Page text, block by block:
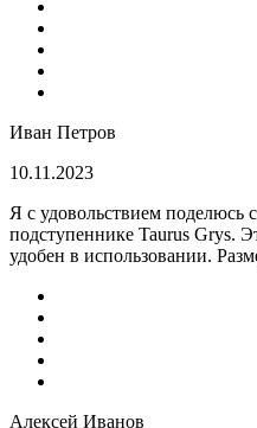
Иван Петров
10.11.2023
Я с удовольствием поделюсь
подступеннике Taurus Grys.
удобен в использовании.
Алексей Иванов